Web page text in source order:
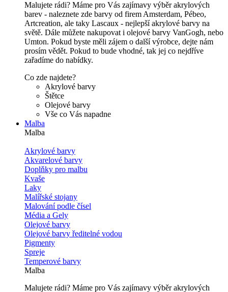
Malujete rádi? Máme pro Vás zajímavy výběr akrylových
barev - naleznete zde barvy od firem Amsterdam, Pébeo,
Artcreation, ale taky Lascaux - nejlepší akrylové barvy na
světě. Dále můžete nakupovat i olejové barvy VanGogh, nebo
Umton. Pokud byste měli zájem o další výrobce, dejte nám
prosím vědět. Pokud to bude vhodné, tak jej co nejdříve
zařadíme do nabídky.
Co zde najdete?
Akrylové barvy
Štětce
Olejové barvy
Vše co Vás napadne
Malba
Malba
Akrylové barvy
Akvarelové barvy
Doplňky pro malbu
Kvaše
Laky
Malířské stojany
Malování podle čísel
Média a Gely
Olejové barvy
Olejové barvy ředitelné vodou
Pigmenty
Spreje
Temperové barvy
Malba
Malujete rádi? Máme pro Vás zajímavy výběr akrylových